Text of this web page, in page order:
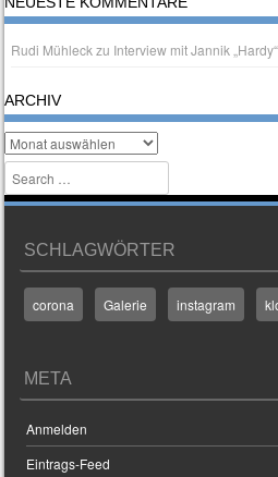
Rudi Mühleck zu Interview mit Jannik
ARCHIV
Archiv
Search
SCHLAGWÖRTER
corona Galerie instagram
META
Anmelden
Eintrags-Feed